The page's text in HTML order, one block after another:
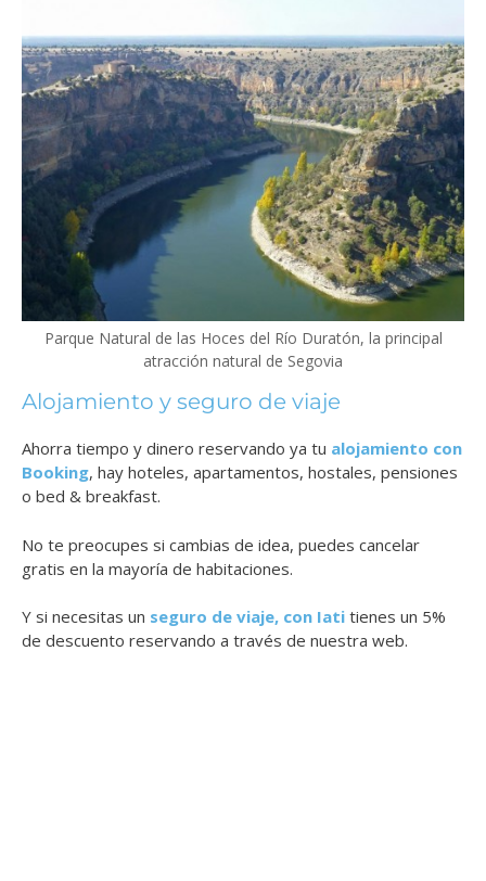
Parque Natural de las Hoces del Río Duratón, la principal
atracción natural de Segovia
Alojamiento y seguro de viaje
Ahorra tiempo y dinero reservando ya tu alojamiento con
Booking, hay hoteles, apartamentos, hostales, pensiones
o bed & breakfast.
No te preocupes si cambias de idea, puedes cancelar
gratis en la mayoría de habitaciones.
Y si necesitas un seguro de viaje, con Iati tienes un 5%
de descuento reservando a través de nuestra web.